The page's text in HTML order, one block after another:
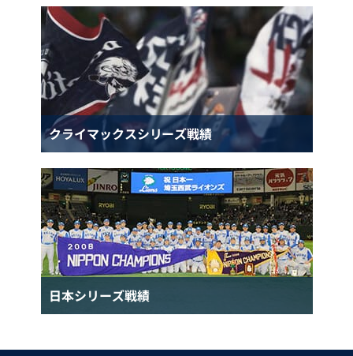
クライマックスシリーズ戦績
日本シリーズ戦績